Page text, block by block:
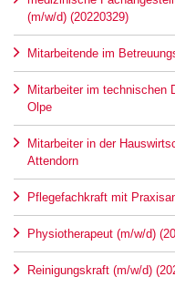
(m/w/d) (20220329)
Mitarbeitende im
Mitarbeiter im technischen
Olpe
Mitarbeiter in der
Attendorn
Pflegefachkraft mit
Physiotherapeut (m/w/d)
Reinigungskraft (m/w/d)